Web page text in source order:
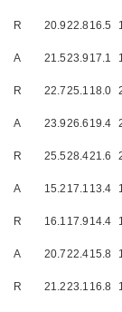
R 20.922.816.5
A 21.523.9 17.1
R 22.725.1 18.0
A 23.926.6 19.4
R 25.528.421.6
A 15.2 17.1 13.4
R 16.1 17.9 14.4
A 20.722.415.8
R 21.223.1 16.8